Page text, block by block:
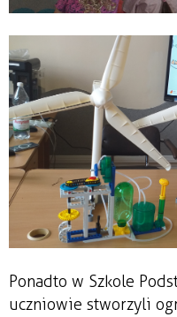
Ponadto w Szkole
uczniowie stworzyli